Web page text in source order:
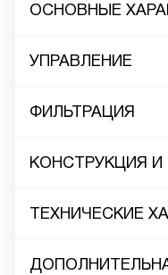
ОСНОВНЫЕ
УПРАВЛЕНИЕ
ФИЛЬТРАЦИЯ
КОНСТРУКЦИЯ И
ТЕХНИЧЕСКИЕ